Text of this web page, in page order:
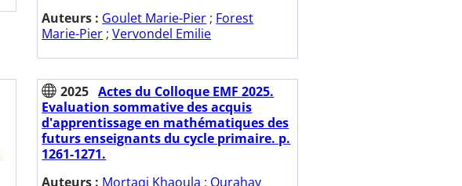
Auteurs : Goulet Marie-Pier ; Forest
Marie-Pier ;Vervondel Emilie
2025 Actes du Colloque EMF 2025.
Evaluation sommative des acquis
d'apprentissage en mathématiques des
futurs enseignants du cycle primaire. p.
1261-1271.
Auteurs : Mortaqi Khaoula ; Ourahay